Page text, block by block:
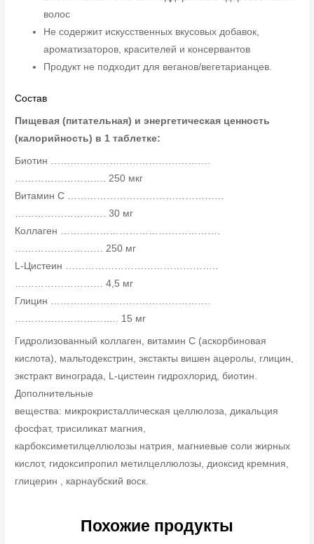
волос
Не содержит искусственных вкусовых добавок,
ароматизаторов, красителей и консервантов
Продукт не подходит для веганов/вегетарианцев.
Состав
Пищевая (питательная) и энергетическая ценность
(калорийность) в 1 таблетке:
Биотин ………………………………………….
………………………. 250 мкг
Витамин С …………………………………………
………………………. 30 мг
Коллаген ………………………………………….
……………………… 250 мг
L-Цистеин ………………………………………..
……………………… 4,5 мг
Глицин ………………………………………….
………………………….. 15 мг
Гидролизованный коллаген, витамин С (аскорбиновая
кислота), мальтодекстрин, экстакты вишен ацеролы, глицин,
экстракт винограда, L-цистеин гидрохлорид, биотин.
Дополнительные
вещества: микрокристаллическая целлюлоза, дикальция
фосфат, трисиликат магния,
карбоксиметилцеллюлозы натрия, магниевые соли жирных
кислот, гидоксипропил метилцеллюлозы, диоксид кремния,
глицерин , карнаубский воск.
Похожие продукты